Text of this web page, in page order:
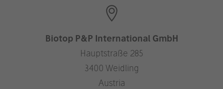
Biotop P&P International GmbH
Hauptstraße 285
3400 Weidling
Austria